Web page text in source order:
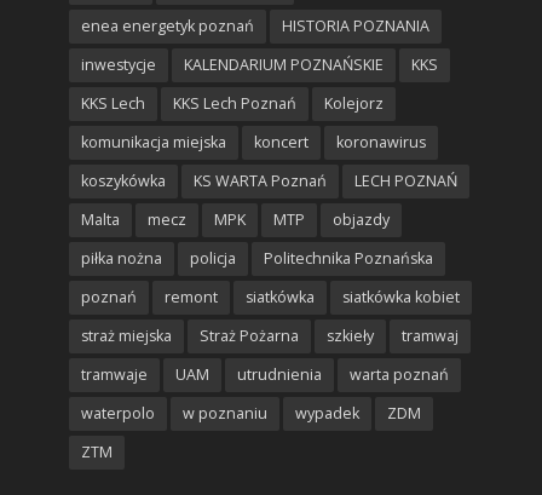
enea energetyk poznań
HISTORIA POZNANIA
inwestycje
KALENDARIUM POZNAŃSKIE
KKS
KKS Lech
KKS Lech Poznań
Kolejorz
komunikacja miejska
koncert
koronawirus
koszykówka
KS WARTA Poznań
LECH POZNAŃ
Malta
mecz MPK MTP
objazdy
piłka nożna
policja
Politechnika Poznańska
poznań
remont siatkówka
siatkówka kobiet
straż miejska
Straż Pożarna szkieły
tramwaj
tramwaje
UAM utrudnienia
warta poznań
waterpolo
w poznaniu wypadek
ZDM
ZTM